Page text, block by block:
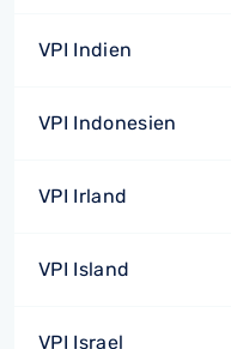
VPI Indien
VPI Indonesien
VPI Irland
VPI Island
VPI Israel